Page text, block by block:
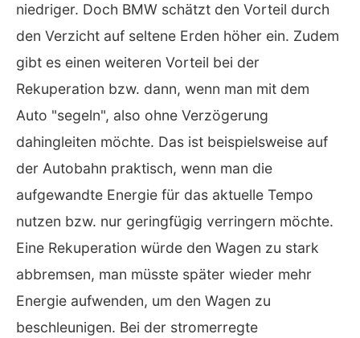
niedriger. Doch BMW schätzt den Vorteil durch
den Verzicht auf seltene Erden höher ein. Zudem
gibt es einen weiteren Vorteil bei der
Rekuperation bzw. dann, wenn man mit dem
Auto "segeln", also ohne Verzögerung
dahingleiten möchte. Das ist beispielsweise auf
der Autobahn praktisch, wenn man die
aufgewandte Energie für das aktuelle Tempo
nutzen bzw. nur geringfügig verringern möchte.
Eine Rekuperation würde den Wagen zu stark
abbremsen, man müsste später wieder mehr
Energie aufwenden, um den Wagen zu
beschleunigen. Bei der stromerregte